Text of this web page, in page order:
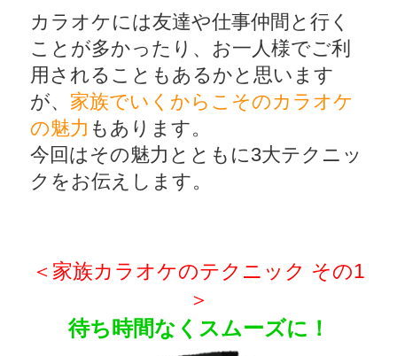
カラオケには友達や仕事仲間と行く
ことが多かったり、お一人様でご利
用されることもあるかと思います
が、 家族でいくからこそのカラオケ
の魅力 もあります。
今回はその魅力とともに3大テクニッ
クをお伝えします。
＜家族カラオケのテクニック その1
＞
待ち時間なくスムーズに！